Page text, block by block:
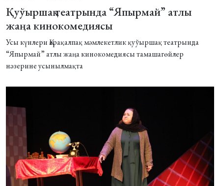
Қуўыршақ театрында “Япырмай” атлы
жаңа кинокомедиясы
Усы күнлери Қарақалпақ мәмлекетлик қуўыршақ театрында
“Япырмай” атлы жаңа кинокомедиясы тамашагөйлер
нәзерине усынылмақта